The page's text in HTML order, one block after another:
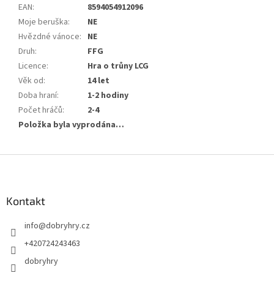
EAN:
8594054912096
Moje beruška:
NE
Hvězdné vánoce: NE
Druh:
FFG
Licence:
Hra o trůny LCG
Věk od:
14 let
Doba hraní:
1-2 hodiny
Počet hráčů:
2-4
Položka byla vyprodána…
Kontakt
info@dobryhry.cz
+420724243463
dobryhry